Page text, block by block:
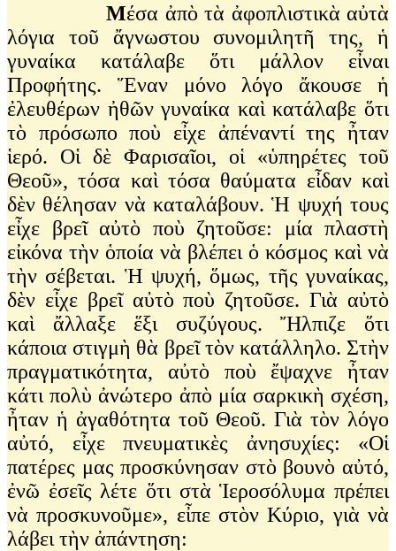
Μέσα ἀπὸ τὰ ἀφοπλιστικὰ αὐτὰ
λόγια τοῦ ἄγνωστου συνομιλητῆ της, ἡ
γυναίκα κατάλαβε ὅτι μάλλον εἶναι
Προφήτης. Ἕναν μόνο λόγο ἄκουσε ἡ
ἐλευθέρων ἠθῶν γυναίκα καὶ κατάλαβε ὅτι
τὸ πρόσωπο ποὺ εἶχε ἀπέναντί της ἦταν
ἱερό. Οἱ δὲ Φαρισαῖοι, οἱ «ὑπηρέτες τοῦ
Θεοῦ», τόσα καὶ τόσα θαύματα εἶδαν καὶ
δὲν θέλησαν νὰ καταλάβουν. Ἡ ψυχή τους
εἶχε βρεῖ αὐτὸ ποὺ ζητοῦσε: μία πλαστὴ
εἰκόνα τὴν ὁποία νὰ βλέπει ὁ κόσμος καὶ νὰ
τὴν σέβεται. Ἡ ψυχή, ὅμως, τῆς γυναίκας,
δὲν εἶχε βρεῖ αὐτὸ ποὺ ζητοῦσε. Γιὰ αὐτὸ
καὶ ἄλλαξε ἕξι συζύγους. Ἤλπιζε ὅτι
κάποια στιγμὴ θὰ βρεῖ τὸν κατάλληλο. Στὴν
πραγματικότητα, αὐτὸ ποὺ ἔψαχνε ἦταν
κάτι πολὺ ἀνώτερο ἀπὸ μία σαρκικὴ σχέση,
ἦταν ἡ ἀγαθότητα τοῦ Θεοῦ. Γιὰ τὸν λόγο
αὐτό, εἶχε πνευματικὲς ἀνησυχίες: «Οἱ
πατέρες μας προσκύνησαν στὸ βουνὸ αὐτό,
ἐνῶ ἐσεῖς λέτε ὅτι στὰ Ἱεροσόλυμα πρέπει
νὰ προσκυνοῦμε», εἶπε στὸν Κύριο, γιὰ νὰ
λάβει τὴν ἀπάντηση: